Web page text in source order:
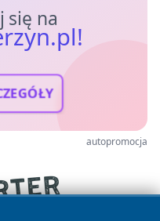
się na
autopromocja